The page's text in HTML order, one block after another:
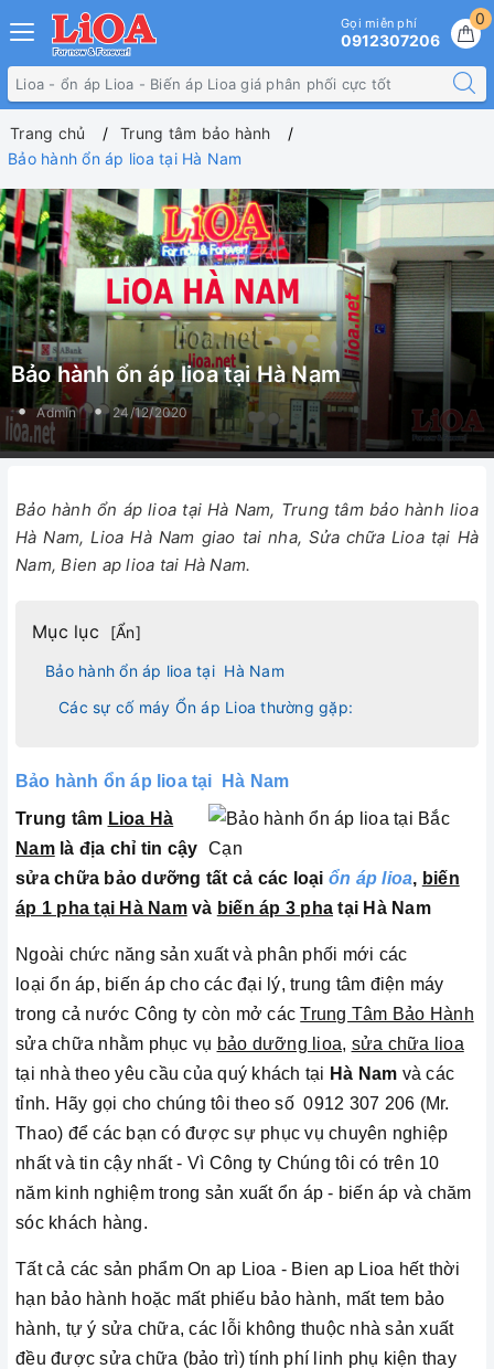
0
Gọi miễn phí
0912307206
Trang chủ
Trung tâm bảo hành
Bảo hành ổn áp lioa tại Hà Nam
Bảo hành ổn áp lioa tại Hà Nam
Admin 24/12/2020
Bảo hành ổn áp lioa tại Hà Nam, Trung tâm bảo hành lioa
Hà Nam, Lioa Hà Nam giao tai nha, Sửa chữa Lioa tại Hà
Nam, Bien ap lioa tai Hà Nam.
Mục lục [Ẩn]
Bảo hành ổn áp lioa tại Hà Nam
Các sự cố máy Ổn áp Lioa thường gặp:
Bảo hành ổn áp lioa tại Hà Nam
Trung tâm Lioa Hà
Namlà địa chỉ tin cậy
sửa chữa bảo dưỡng tất cả các loại ổn áp lioa, biến
áp 1 pha tại Hà Namvà biến áp 3 pha tại Hà Nam
Ngoài chức năng sản xuất và phân phối mới các
loại ổn áp, biến áp cho các đại lý, trung tâm điện máy
trong cả nước Công ty còn mở cácTrung Tâm Bảo Hành
sửa chữa nhằm phục vụ bảo dưỡng lioa, sửa chữa lioa
tại nhà theo yêu cầu của quý khách tại Hà Nam và các
tỉnh. Hãy gọi cho chúng tôi theo số 0912 307 206 (Mr.
Thao) để các bạn có được sự phục vụ chuyên nghiệp
nhất và tin cậy nhất - Vì Công ty Chúng tôi có trên 10
năm kinh nghiệm trong sản xuất ổn áp - biến áp và chăm
sóc khách hàng.
Tất cả các sản phẩm On ap Lioa - Bien ap Lioa hết thời
hạn bảo hành hoặc mất phiếu bảo hành, mất tem bảo
hành, tự ý sửa chữa, các lỗi không thuộc nhà sản xuất
đều được sửa chữa (bảo trì) tính phí linh phụ kiện thay